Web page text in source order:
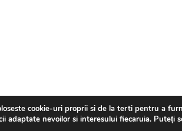
cookie-uri proprii si de la terti pentru a
adaptate nevoilor si interesului fiecaruia. Puteți